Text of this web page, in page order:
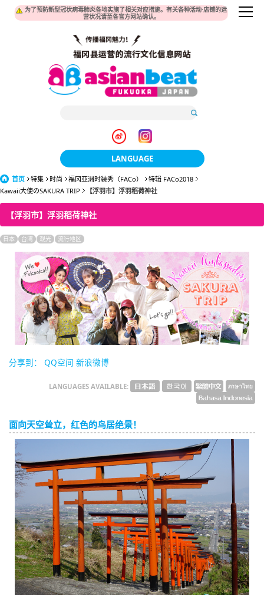
为了预防新型冠状病毒肺炎各地实施了相关对应措施。有关各种活动·店铺的运
营状况请至各官方网站确认。
LANGUAGE
日本語
한국어
簡体中文
繁體中文
English
ภาษาไทย
tiéng Viêt
首页 特集 时尚 福冈亚洲时装秀（FACo）
特辑 FACo2018
Kawaii大使のSAKURA TRIP
【浮羽市】浮羽稻荷神社
【浮羽市】浮羽稻荷神社
日本 台湾 观光 流行地区
分享到： QQ空间 新浪微博
LANGUAGES AVAILABLE:
面向天空耸立，红色的鸟居绝景！